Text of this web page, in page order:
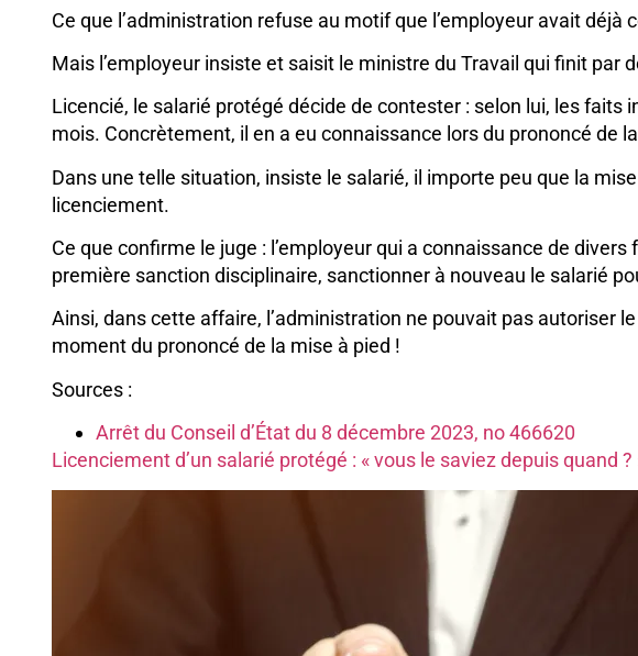
Ce que l’administration refuse au motif que l’employeur avait
Mais l’employeur insiste et saisit le ministre du Travail qui finit par
Licencié, le salarié protégé décide de contester : selon lui, les
mois. Concrètement, il en a eu connaissance lors du prononcé de
Dans une telle situation, insiste le salarié, il importe peu que la
licenciement.
Ce que confirme le juge : l’employeur qui a connaissance de
première sanction disciplinaire, sanctionner à nouveau le salarié
Ainsi, dans cette affaire, l’administration ne pouvait pas autoriser
moment du prononcé de la mise à pied !
Sources :
Arrêt du Conseil d’État du 8 décembre 2023, no 466620
Licenciement d’un salarié protégé : « vous le saviez depuis quand ?